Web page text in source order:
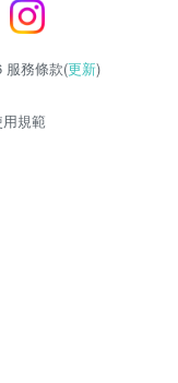
服務條款(更新)
規範